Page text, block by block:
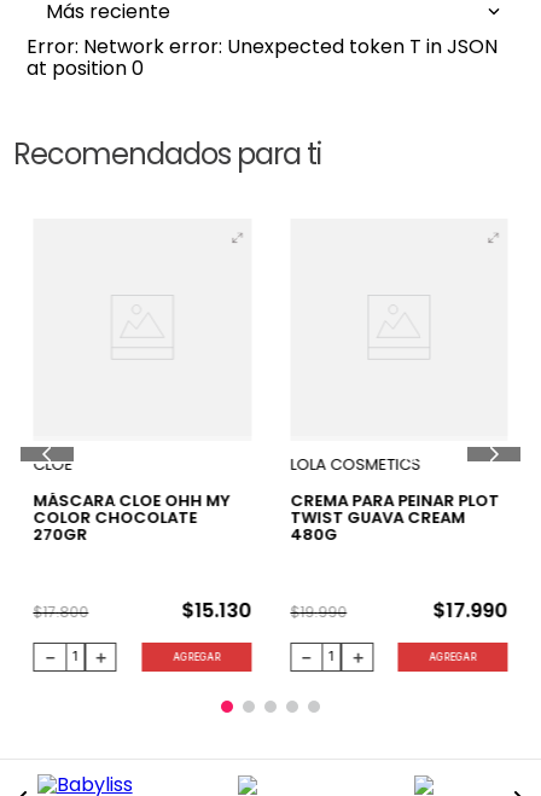
Más reciente
Error: Network error: Unexpected token T in JSON
at position 0
Recomendados para ti
CLOE
MÁSCARA CLOE OHH MY
COLOR CHOCOLATE
270GR
$17.800 $15.130
＋
－ AGREGAR
LOLA COSMETICS
CREMA PARA PEINAR PLOT
TWIST GUAVA CREAM
480G
10 %
$19.990 $17.990
＋
－ AGREGAR